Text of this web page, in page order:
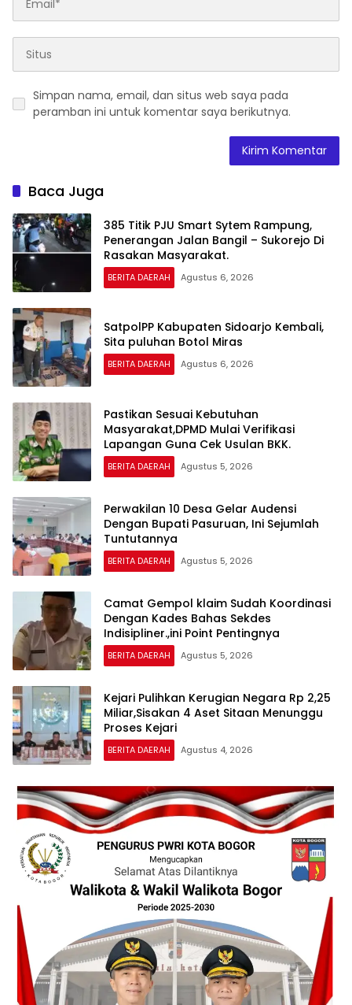
Simpan nama, email, dan situs web saya pada
peramban ini untuk komentar saya berikutnya.
Baca Juga
385 Titik PJU Smart Sytem Rampung,
Penerangan Jalan Bangil – Sukorejo Di
Rasakan Masyarakat.
BERITA DAERAH Agustus 6, 2026
SatpolPP Kabupaten Sidoarjo Kembali,
Sita puluhan Botol Miras
BERITA DAERAH Agustus 6, 2026
Pastikan Sesuai Kebutuhan
Masyarakat,DPMD Mulai Verifikasi
Lapangan Guna Cek Usulan BKK.
BERITA DAERAH Agustus 5, 2026
Perwakilan 10 Desa Gelar Audensi
Dengan Bupati Pasuruan, Ini Sejumlah
Tuntutannya
BERITA DAERAH Agustus 5, 2026
Camat Gempol klaim Sudah Koordinasi
Dengan Kades Bahas Sekdes
Indisipliner.,ini Point Pentingnya
BERITA DAERAH Agustus 5, 2026
Kejari Pulihkan Kerugian Negara Rp 2,25
Miliar,Sisakan 4 Aset Sitaan Menunggu
Proses Kejari
BERITA DAERAH Agustus 4, 2026